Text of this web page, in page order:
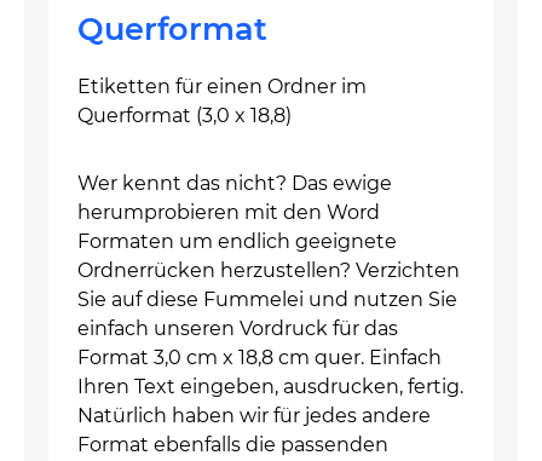
Querformat
Etiketten für einen Ordner im
Querformat (3,0 x 18,8)
Wer kennt das nicht? Das ewige
herumprobieren mit den Word
Formaten um endlich geeignete
Ordnerrücken herzustellen? Verzichten
Sie auf diese Fummelei und nutzen Sie
einfach unseren Vordruck für das
Format 3,0 cm x 18,8 cm quer. Einfach
Ihren Text eingeben, ausdrucken, fertig.
Natürlich haben wir für jedes andere
Format ebenfalls die passenden